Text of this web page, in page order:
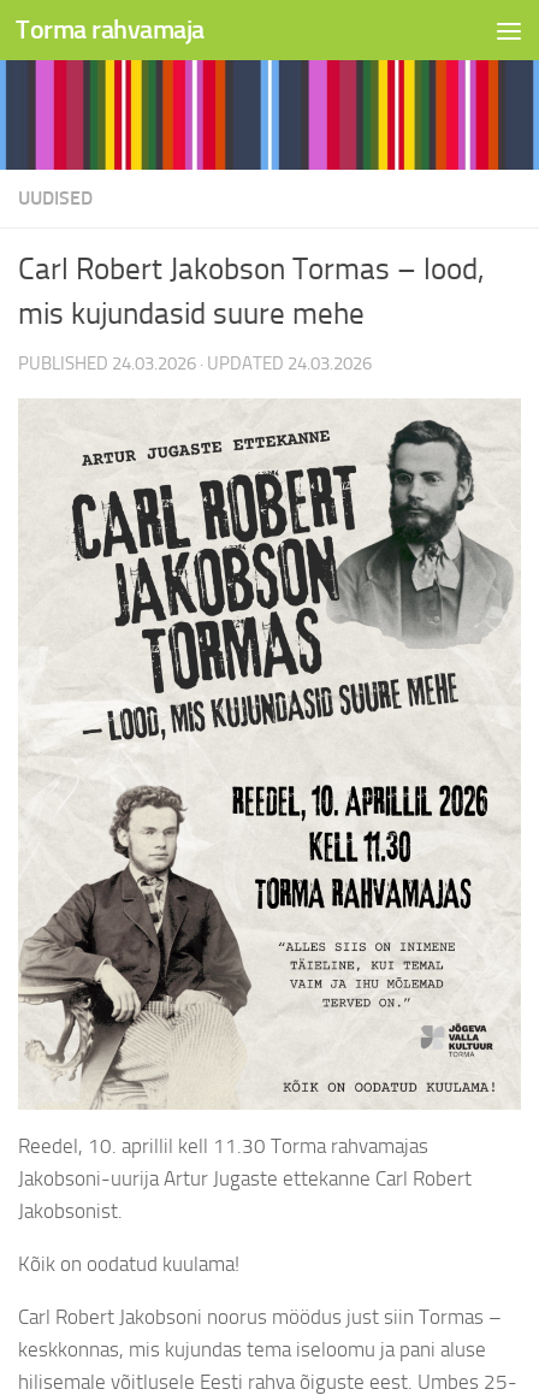
Skip to content
Torma rahvamaja
UUDISED
Carl Robert Jakobson Tormas – lood,
mis kujundasid suure mehe
PUBLISHED 24.03.2026 · UPDATED 24.03.2026
Reedel, 10. aprillil kell 11.30 Torma rahvamajas
Jakobsoni-uurija Artur Jugaste ettekanne Carl Robert
Jakobsonist.
Kõik on oodatud kuulama!
Carl Robert Jakobsoni noorus möödus just siin Tormas –
keskkonnas, mis kujundas tema iseloomu ja pani aluse
hilisemale võitlusele Eesti rahva õiguste eest. Umbes 25-